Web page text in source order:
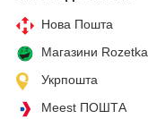
Нова Пошта
Магазини Rozetka
Укрпошта
Meest ПОШТА